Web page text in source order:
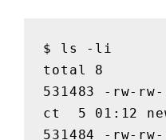
$ ls -li
total 8
531483 -rw-
ct  5 01:12
531484 -rw-